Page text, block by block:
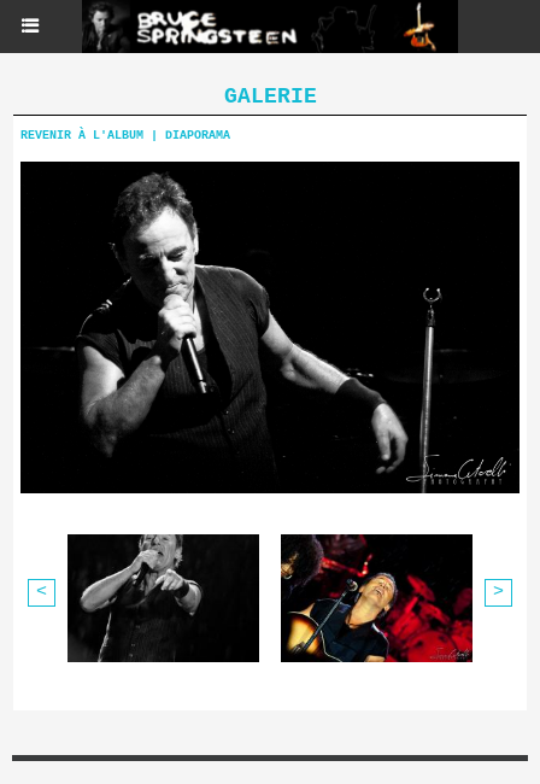
GALERIE
REVENIR À L'ALBUM DIAPORAMA
< >